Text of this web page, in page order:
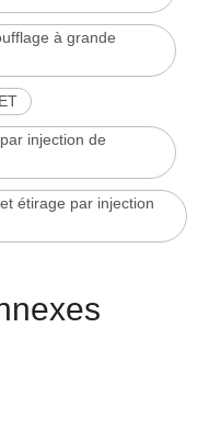
à grande
injection de
étirage par injection